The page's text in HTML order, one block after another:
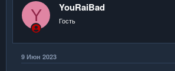
т
м
а
Y YouRaiBad
Гость
9 Июн 2023